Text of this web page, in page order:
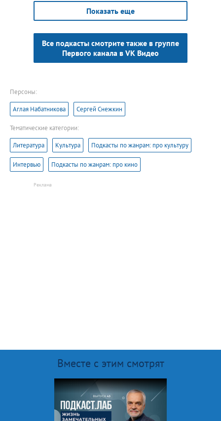
Показать еще
Все подкасты смотрите также в группе
Первого канала в VK Видео
Персоны:
Аглая Набатникова Сергей Снежкин
Тематические категории:
Литература Культура Подкасты по жанрам: про культуру
Интервью Подкасты по жанрам: про кино
Вместе с этим смотрят